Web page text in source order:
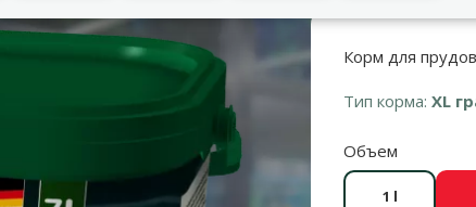
Корм для
Тип корма: XL
Объем
1 l